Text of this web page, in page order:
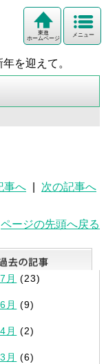
メニュー
東進
ホームページ
年を迎えて。
事へ 次の記事へ
ページの先頭へ戻る
覧
月 (23)
月 (9)
月 (2)
月 (6)